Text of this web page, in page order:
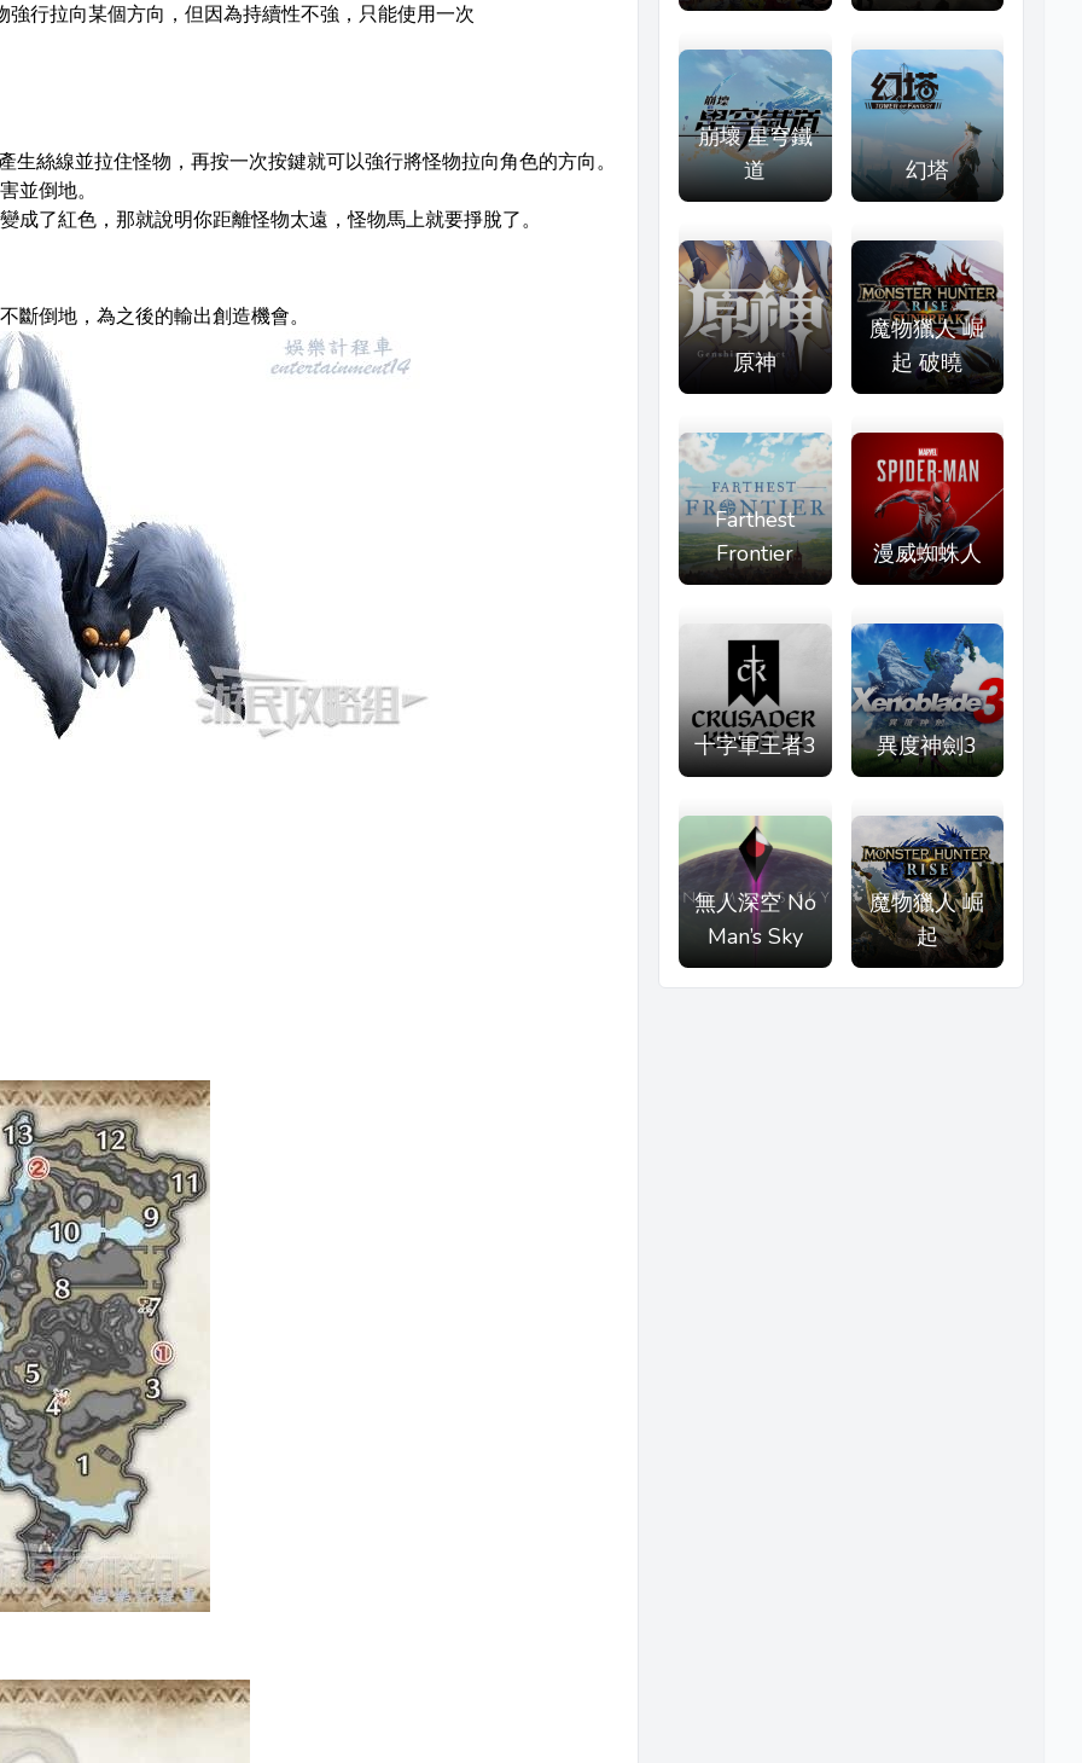
行拉向某個方向，但因為持續性不強，只能使用一次
絲線並拉住怪物，再按一次按鍵就可以強行將怪物拉向角色的方向。
並倒地。
了紅色，那就說明你距離怪物太遠，怪物馬上就要掙脫了。
倒地，為之後的輸出創造機會。
崩壞 星穹鐵
道
幻塔
原神
魔物獵人 崛
起 破曉
Farthest
Frontier
漫威蜘蛛人
十字軍王者3 異度神劍3
無人深空 No
Man’s Sky
魔物獵人 崛
起